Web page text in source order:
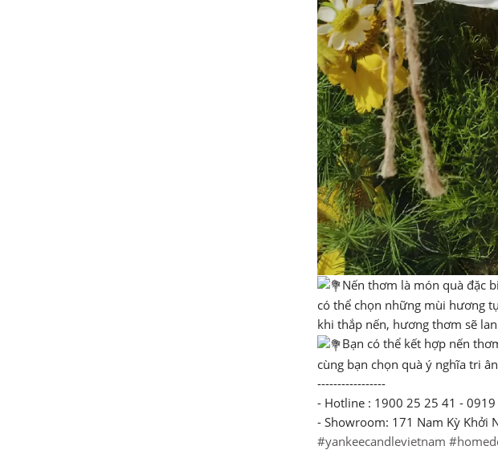
Nến thơm là món quà đặc
có thể chọn những mùi hương
khi thắp nến, hương thơm sẽ
Bạn có thể kết hợp nến
cùng bạn chọn quà ý nghĩa tri
-----------------
- Hotline : 1900 25 25 41 -
- Showroom: 171 Nam Kỳ Khởi
#yankeecandlevietnam